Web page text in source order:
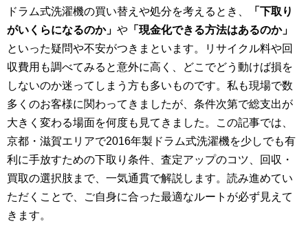
ドラム式洗濯機の買い替えや処分を考えるとき、
「下取り
がいくらになるのか」 や 「現金化できる方法はあるのか」
といった疑問や不安がつきまといます。リサイクル料や回
収費用も調べてみると意外に高く、どこでどう動けば損を
しないのか迷ってしまう方も多いものです。私も現場で数
多くのお客様に関わってきましたが、条件次第で総支出が
大きく変わる場面を何度も見てきました。この記事では、
京都・滋賀エリアで2016年製ドラム式洗濯機を少しでも有
利に手放すための下取り条件、査定アップのコツ、回収・
買取の選択肢まで、一気通貫で解説します。読み進めてい
ただくことで、ご自身に合った最適なルートが必ず見えて
きます。